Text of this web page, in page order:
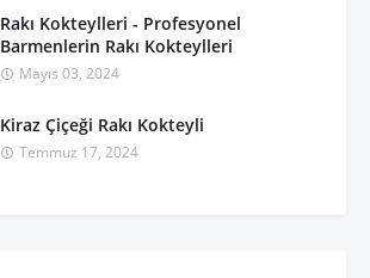
Rakı Kokteylleri - Profesyonel
Barmenlerin Rakı Kokteylleri
Mayıs 03, 2024
Kiraz Çiçeği Rakı Kokteyli
Temmuz 17, 2024